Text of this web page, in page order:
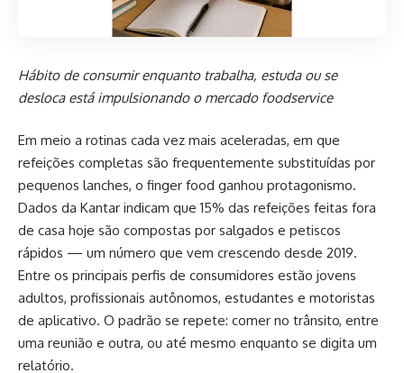
Hábito de consumir enquanto trabalha, estuda ou se
desloca está impulsionando o mercado foodservice
Em meio a rotinas cada vez mais aceleradas, em que
refeições completas são frequentemente substituídas por
pequenos lanches, o finger food ganhou protagonismo.
Dados da Kantar indicam que 15% das refeições feitas fora
de casa hoje são compostas por salgados e petiscos
rápidos — um número que vem crescendo desde 2019.
Entre os principais perfis de consumidores estão jovens
adultos, profissionais autônomos, estudantes e motoristas
de aplicativo. O padrão se repete: comer no trânsito, entre
uma reunião e outra, ou até mesmo enquanto se digita um
relatório.